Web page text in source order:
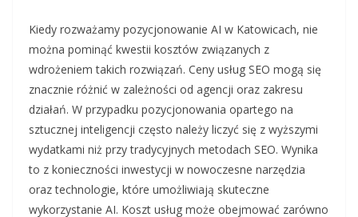
Kiedy rozważamy pozycjonowanie AI w Katowicach, nie
można pominąć kwestii kosztów związanych z
wdrożeniem takich rozwiązań. Ceny usług SEO mogą się
znacznie różnić w zależności od agencji oraz zakresu
działań. W przypadku pozycjonowania opartego na
sztucznej inteligencji często należy liczyć się z wyższymi
wydatkami niż przy tradycyjnych metodach SEO. Wynika
to z konieczności inwestycji w nowoczesne narzędzia
oraz technologie, które umożliwiają skuteczne
wykorzystanie AI. Koszt usług może obejmować zarówno